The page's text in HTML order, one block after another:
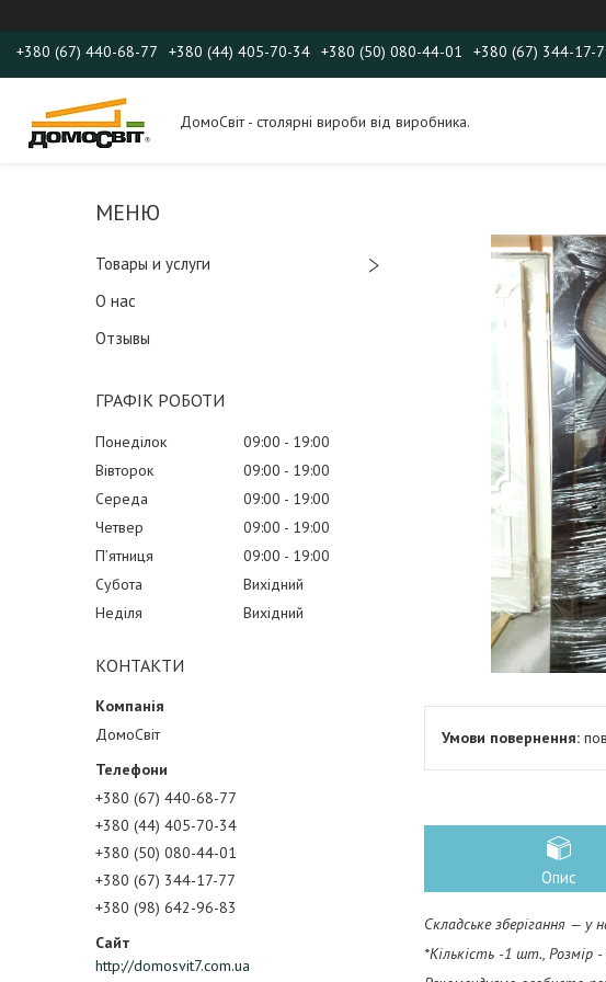
+380 (67) 440-68-77 +380 (44) 405-70-34 +380 (50) 080-44-01 +380 (67) 344-17-
ДомоСвіт - столярні вироби від виробника.
Товары и услуги
О нас
Отзывы
ГРАФІК РОБОТИ
Понеділок 09:00
19:00
Вівторок
09:00
19:00
Середа
09:00
19:00
Четвер
09:00
19:00
Пʼятниця
09:00
19:00
Субота
Вихідний
Неділя
Вихідний
КОНТАКТИ
ДомоСвіт
+380 (67) 440-68-77
+380 (44) 405-70-34
+380 (50) 080-44-01
+380 (67) 344-17-77
+380 (98) 642-96-83
http://domosvit7.com.ua
Опис
Складське зберігання — у
*Кількість -1 шт., Розмір -